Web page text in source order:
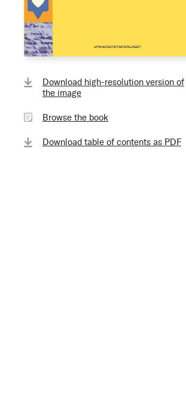
Download high-resolution version of
the image
Browse
the
Browse the book
Download table of contents as PDF